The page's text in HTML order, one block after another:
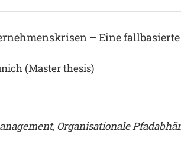
– Eine
(Master thesis)
Organisationale